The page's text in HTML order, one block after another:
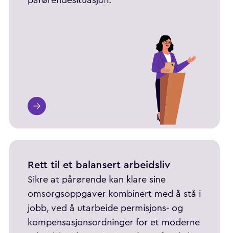
Rett til et balansert arbeidsliv
Sikre at pårørende kan klare sine
omsorgsoppgaver kombinert med å stå i
jobb, ved å utarbeide permisjons- og
kompensasjonsordninger for et moderne